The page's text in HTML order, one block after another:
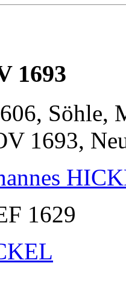
1693
Söhle,
1693,
1629